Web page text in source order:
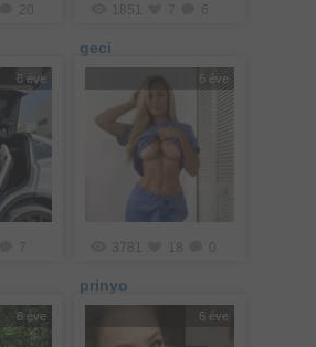
20 1851 7 6
geci
6 éve
7
6 éve
3781
prinyo
6 éve 6 éve